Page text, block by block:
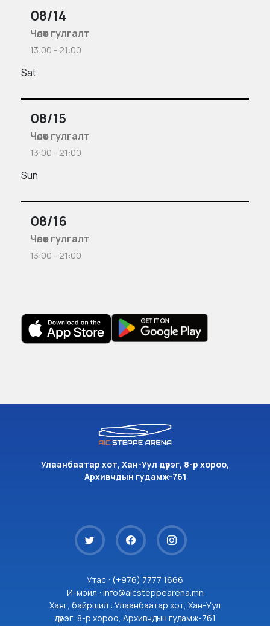
08/14
Чөлөөт гулгалт
13:00 - 21:00
Sat
08/15
Чөлөөт гулгалт
13:00 - 21:00
Sun
08/16
Чөлөөт гулгалт
13:00 - 21:00
Улаанбаатар хот, Хан-Уул дүүрэг, 8-р хороо,
Архивчдын гудамж-761
Утас : (+976) 7777 1666
И-мэйл : info@aicsteppearena.mn
Хаяг, байршил : Улаанбаатар хот, Хан-Уул
дүүрэг, 8-р хороо, Архивчдын гудамж-761